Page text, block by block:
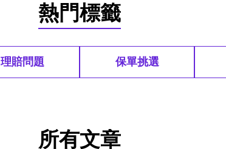
熱門標籤
理賠問題 保單挑選
所有文章